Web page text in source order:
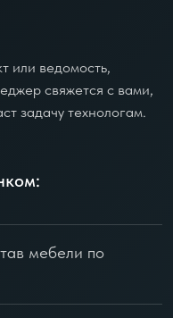
или ведомость,
свяжется с вами,
задачу технологам.
мебели по